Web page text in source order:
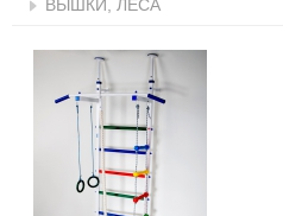
ВЫШКИ, ЛЕСА